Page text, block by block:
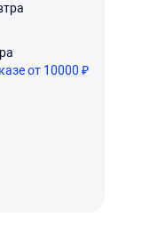
от 10000 ₽